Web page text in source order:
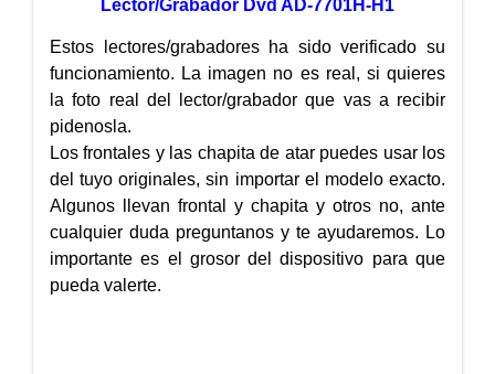
Lector/Grabador Dvd AD-7701H-H1
Estos lectores/grabadores ha sido verificado su
funcionamiento. La imagen no es real, si quieres
la foto real del lector/grabador que vas a recibir
pidenosla.
Los frontales y las chapita de atar puedes usar los
del tuyo originales, sin importar el modelo exacto.
Algunos llevan frontal y chapita y otros no, ante
cualquier duda preguntanos y te ayudaremos. Lo
importante es el grosor del dispositivo para que
pueda valerte.